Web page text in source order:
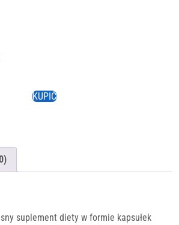
147,00 zł.
KUPIĆ
suplement diety w formie kapsułek